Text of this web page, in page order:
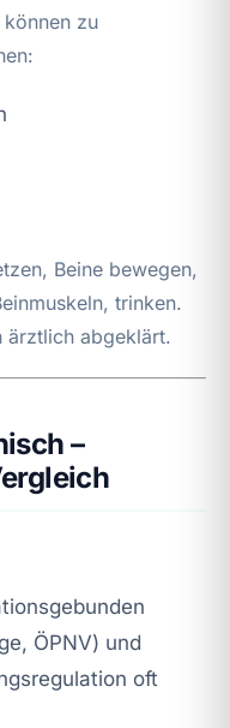
können zu
Beine bewegen,
trinken.
ärztlich abgeklärt.
–
ÖPNV) und
oft